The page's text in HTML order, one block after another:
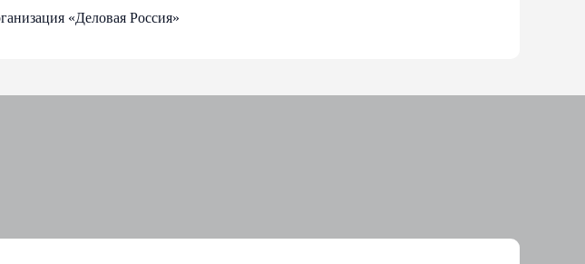
местных производителей и ресторанного бизнеса